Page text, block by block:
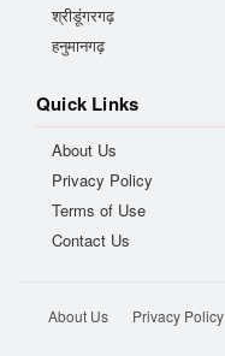
श्रीडूंगरगढ़
हनुमानगढ़
Quick Links
About Us
Privacy Policy
Terms of Use
Contact Us
About Us Privacy Policy